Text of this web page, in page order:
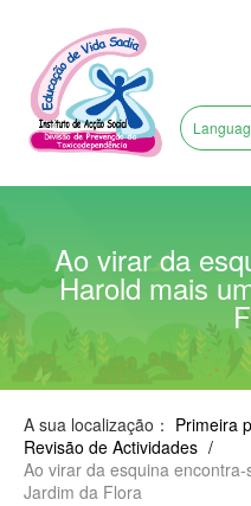
Ao virar da
Harold mais
A sua localização： Primeira
Revisão de Actividades /
Ao virar da esquina
Jardim da Flora